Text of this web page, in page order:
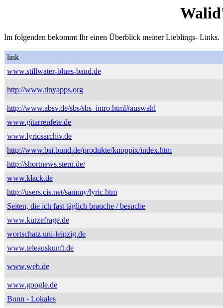
Im folgenden bekommt Ihr einen Überblick meiner Lieblings- Links.
link
www.stillwater-blues-band.de
http://www.tinyapps.org
http://www.absv.de/sbs/sbs_intro.html#auswahl
www.gitarrenfete.de
www.lyricsarchiv.de
http://www.bsi.bund.de/produkte/knoppix/index.htm
http://shortnews.stern.de/
www.klack.de
http://users.cis.net/sammy/lyric.htm
Seiten, die ich fast täglich brauche / besuche
www.kurzefrage.de
wortschatz.uni-leipzig.de
www.teleauskunft.de
www.web.de
www.google.de
Bonn - Lokales